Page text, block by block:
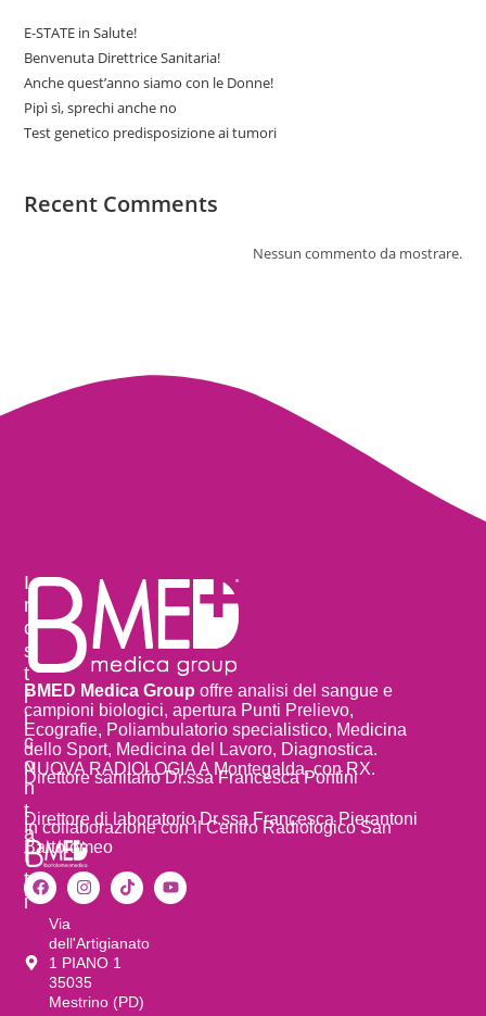
E-STATE in Salute!
Benvenuta Direttrice Sanitaria!
Anche quest’anno siamo con le Donne!
Pipì sì, sprechi anche no
Test genetico predisposizione ai tumori
Recent Comments
Nessun commento da mostrare.
BMED Medica Group offre analisi del sangue e
campioni biologici, apertura Punti Prelievo,
Ecografie, Poliambulatorio specialistico, Medicina
dello Sport, Medicina del Lavoro, Diagnostica.
NUOVA RADIOLOGIA A Montegalda, con RX.
Direttore sanitario Dr.ssa Francesca Pontini
Direttore di laboratorio Dr.ssa Francesca Pierantoni
In collaborazione con il Centro Radiologico San
Bartolomeo
I
n
o
s
t
r
i
c
o
n
t
a
t
t
i
Via
dell'Artigianato
1 PIANO 1
35035
Mestrino (PD)